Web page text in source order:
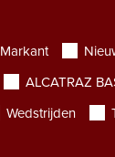
Markant
ALCATRAZ
Wedstrijden